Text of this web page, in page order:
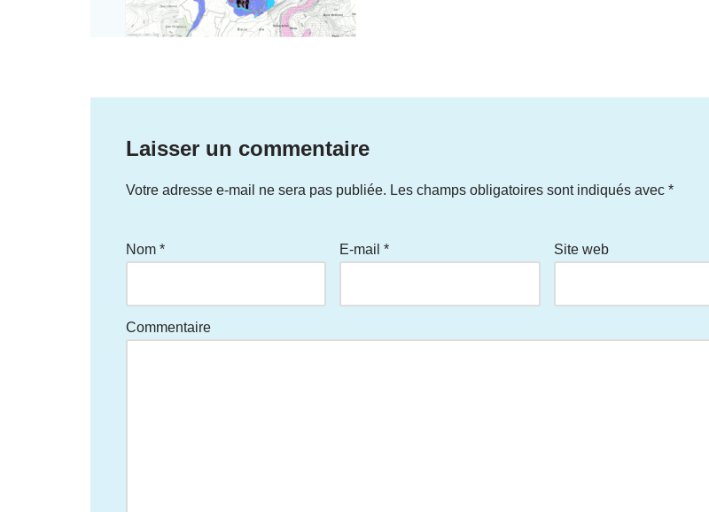
Laisser un commentaire
Votre adresse e-mail ne sera pas publiée. Les champs obligatoires sont indiqués avec *
Nom * E-mail* Site web
Commentaire